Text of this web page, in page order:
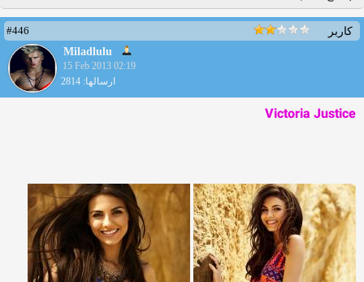
کاربر
#446
Miladlulu
15 Feb 2013 02:19
ارسالها: 2814
Victoria Justice